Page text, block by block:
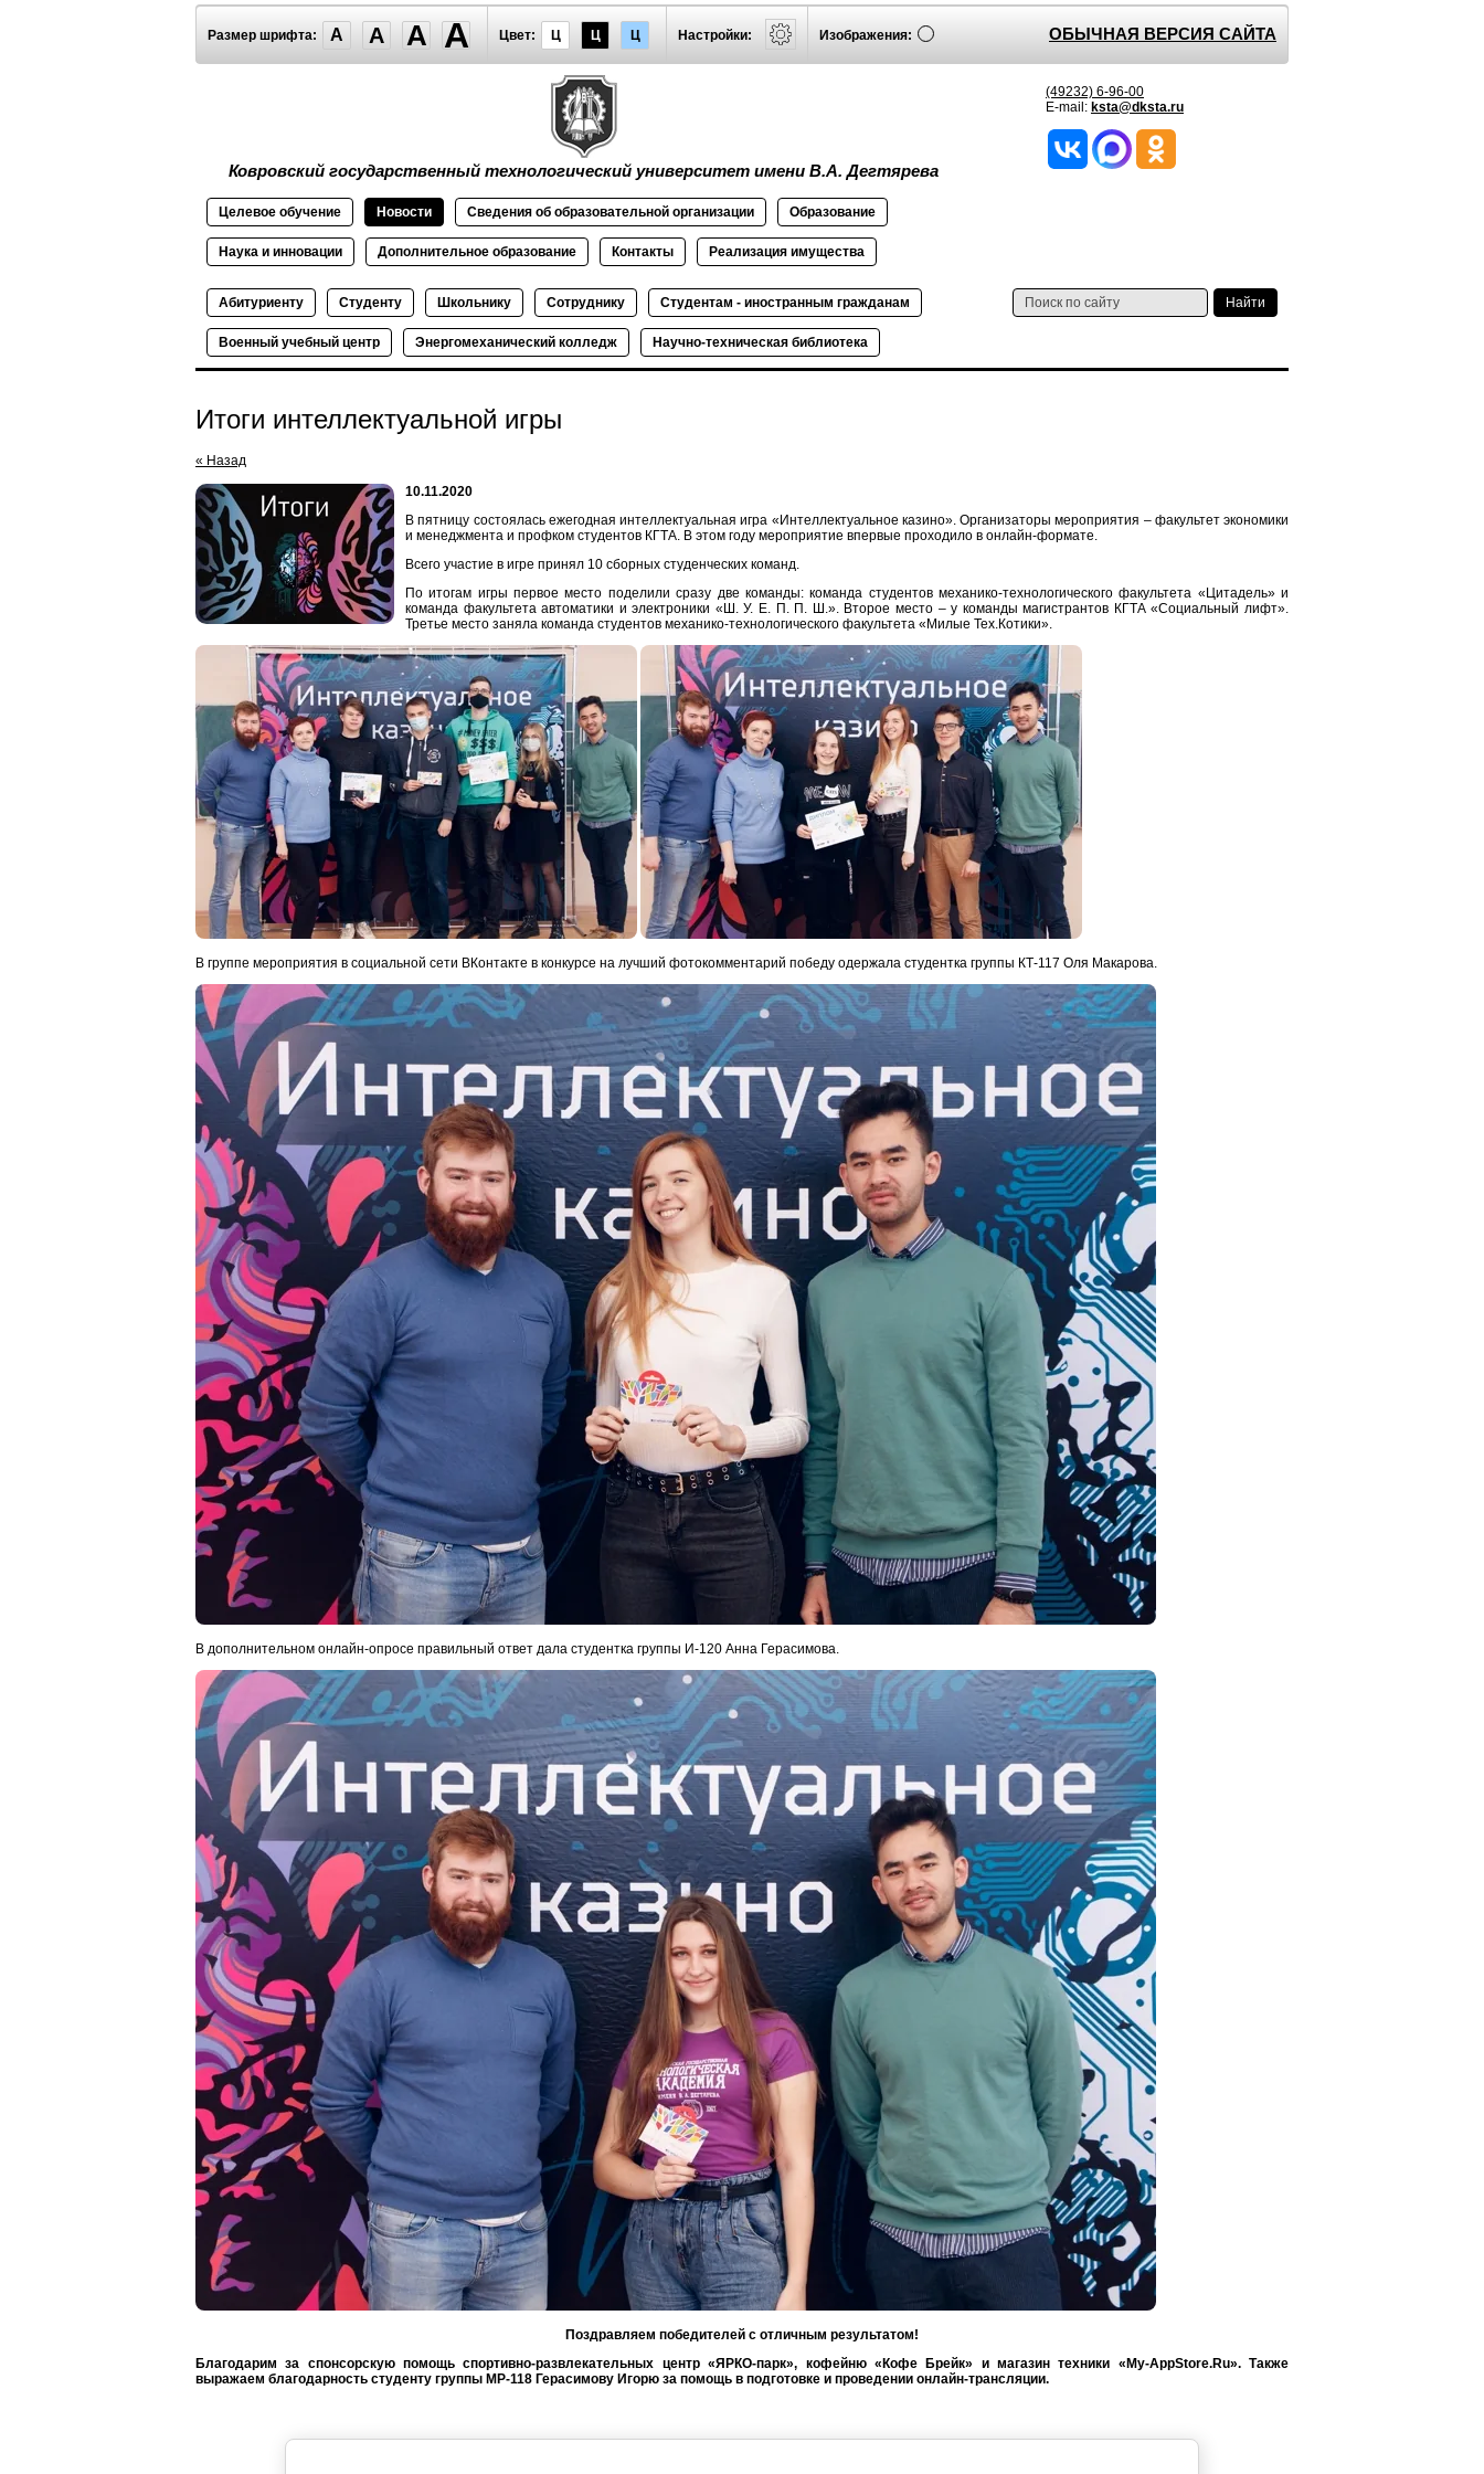
Размер шрифта: A A A A Цвет: Ц Ц Ц Настройки: Изображения: ОБЫЧНАЯ ВЕРСИЯ САЙТА
Ковровский государственный технологический университет имени В.А. Дегтярева
(49232) 6-96-00
E-mail: ksta@dksta.ru
Целевое обучение Новости Сведения об образовательной организации Образование
Наука и инновации Дополнительное образование Контакты Реализация имущества
Абитуриенту Студенту Школьнику Сотруднику Студентам - иностранным гражданам
Военный учебный центр Энергомеханический колледж Научно-техническая библиотека
Итоги интеллектуальной игры
« Назад
10.11.2020
В пятницу состоялась ежегодная интеллектуальная игра «Интеллектуальное казино». Организаторы мероприятия – факультет экономики
и менеджмента и профком студентов КГТА. В этом году мероприятие впервые проходило в онлайн-формате.
Всего участие в игре принял 10 сборных студенческих команд.
По итогам игры первое место поделили сразу две команды: команда студентов механико-технологического факультета «Цитадель» и
команда факультета автоматики и электроники «Ш. У. Е. П. П. Ш.». Второе место – у команды магистрантов КГТА «Социальный лифт».
Третье место заняла команда студентов механико-технологического факультета «Милые Тех.Котики».
В группе мероприятия в социальной сети ВКонтакте в конкурсе на лучший фотокомментарий победу одержала студентка группы КТ-117 Оля Макарова.
В дополнительном онлайн-опросе правильный ответ дала студентка группы И-120 Анна Герасимова.
Поздравляем победителей с отличным результатом!
Благодарим за спонсорскую помощь спортивно-развлекательных центр «ЯРКО-парк», кофейню «Кофе Брейк» и магазин техники «My-AppStore.Ru». Также
выражаем благодарность студенту группы МР-118 Герасимову Игорю за помощь в подготовке и проведении онлайн-трансляции.